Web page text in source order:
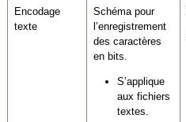
Encodage
texte
Schéma pour
l’enregistrement
des caractères
en bits.
S’applique
aux fichiers
textes.